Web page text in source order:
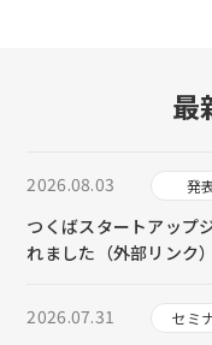
最
2026.08.03 発
つくばスタートアップ
れました（外部リンク）
2026.07.31 セミ